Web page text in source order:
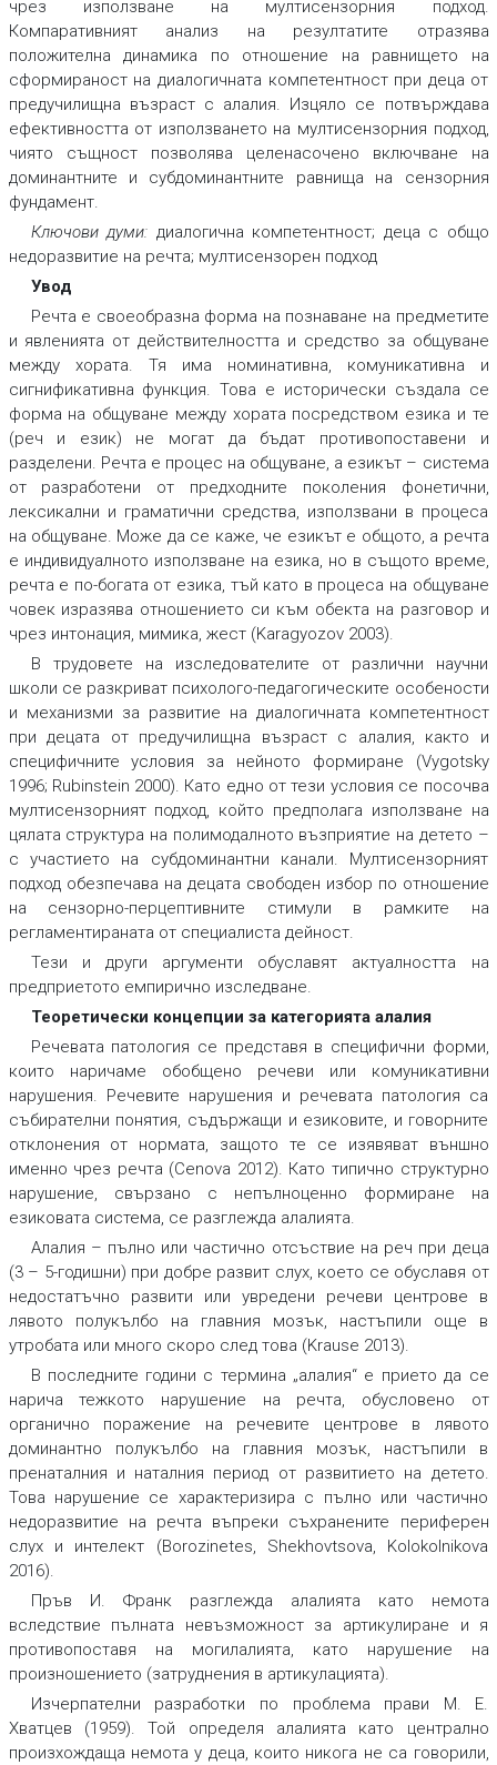
чрез използване на мултисензорния подход.
Компаративният анализ на резултатите отразява
положителна динамика по отношение на равнището на
сформираност на диалогичната компетентност при деца от
предучилищна възраст с алалия. Изцяло се потвърждава
ефективността от използването на мултисензорния подход,
чиято същност позволява целенасочено включване на
доминантните и субдоминантните равнища на сензорния
фундамент.
Ключови думи: диалогична компетентност; деца с общо
недоразвитие на речта; мултисензорен подход
Увод
Речта е своеобразна форма на познаване на предметите
и явленията от действителността и средство за общуване
между хората. Тя има номинативна, комуникативна и
сигнификативна функция. Това е исторически създала се
форма на общуване между хората посредством езика и те
(реч и език) не могат да бъдат противопоставени и
разделени. Речта е процес на общуване, а езикът – система
от разработени от предходните поколения фонетични,
лексикални и граматични средства, използвани в процеса
на общуване. Може да се каже, че езикът е общото, а речта
е индивидуалното използване на езика, но в същото време,
речта е по-богата от езика, тъй като в процеса на общуване
човек изразява отношението си към обекта на разговор и
чрез интонация, мимика, жест (Karagyozov 2003).
В трудовете на изследователите от различни научни
школи се разкриват психолого-педагогическите особености
и механизми за развитие на диалогичната компетентност
при децата от предучилищна възраст с алалия, както и
специфичните условия за нейното формиране (Vygotsky
1996; Rubinstein 2000). Като едно от тези условия се посочва
мултисензорният подход, който предполага използване на
цялата структура на полимодалното възприятие на детето –
с участието на субдоминантни канали. Мултисензорният
подход обезпечава на децата свободен избор по отношение
на сензорно-перцептивните стимули в рамките на
регламентираната от специалиста дейност.
Тези и други аргументи обуславят актуалността на
предприетото емпирично изследване.
Теоретически концепции за категорията алалия
Речевата патология се представя в специфични форми,
които наричаме обобщено речеви или комуникативни
нарушения. Речевите нарушения и речевата патология са
събирателни понятия, съдържащи и езиковите, и говорните
отклонения от нормата, защото те се изявяват външно
именно чрез речта (Cenova 2012). Като типично структурно
нарушение, свързано с непълноценно формиране на
езиковата система, се разглежда алалията.
Алалия – пълно или частично отсъствие на реч при деца
(3 – 5-годишни) при добре развит слух, което се обуславя от
недостатъчно развити или увредени речеви центрове в
лявото полукълбо на главния мозък, настъпили още в
утробата или много скоро след това (Krause 2013).
В последните години с терминa „алалия“ е прието да се
нарича тежкото нарушение на речта, обусловено от
органично поражение на речевите центрове в лявото
доминантно полукълбо на главния мозък, настъпили в
пренаталния и наталния период от развитието на детето.
Това нарушение се характеризира с пълно или частично
недоразвитие на речта въпреки съхранените периферен
слух и интелект (Borozinetes, Shekhovtsova, Kolokolnikova
2016).
Пръв И. Франк разглежда алалията като немота
вследствие пълната невъзможност за артикулиране и я
противопоставя на могилалията, като нарушение на
произношението (затруднения в артикулацията).
Изчерпателни разработки по проблема прави М. Е.
Хватцев (1959). Той определя алалията като централно
произхождаща немота у деца, които никога не са говорили,